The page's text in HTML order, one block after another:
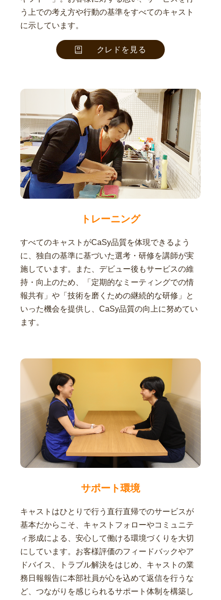
う上での考え方や行動の基準をすべてのキャスト
に示しています。
クレドを見る
トレーニング
すべてのキャストがCaSy品質を体現できるよう
に、独自の基準に基づいた選考・研修を講師が実
施しています。また、デビュー後もサービスの維
持・向上のため、「定期的なミーティングでの情
報共有」や「技術を磨くための継続的な研修」と
いった機会を提供し、CaSy品質の向上に努めてい
ます。
サポート環境
キャストはひとりで行う直行直帰でのサービスが
基本だからこそ、キャストフォローやコミュニテ
ィ形成による、安心して働ける環境づくりを大切
にしています。お客様評価のフィードバックやア
ドバイス、トラブル解決をはじめ、キャストの業
務日報報告に本部社員が心を込めて返信を行うな
ど、つながりを感じられるサポート体制を構築し